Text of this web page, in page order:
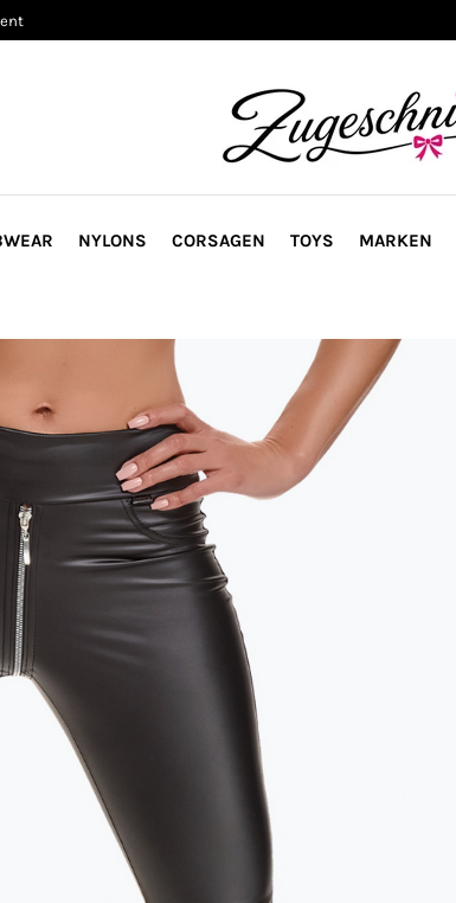
NYLONS CORSAGEN TOYS MARKEN